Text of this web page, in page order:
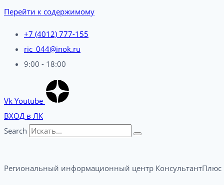
Перейти к содержимому
+7 (4012) 777-155
ric_044@inok.ru
9:00 - 18:00
Vk Youtube
ВХОД в ЛК
Search
Региональный информационный центр